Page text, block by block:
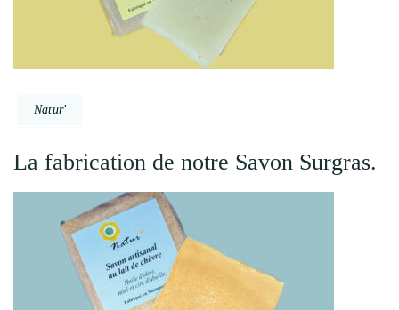
Natur'
La fabrication de notre Savon Surgras.